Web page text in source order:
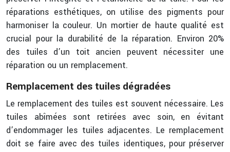
réparations esthétiques, on utilise des pigments pour
harmoniser la couleur. Un mortier de haute qualité est
crucial pour la durabilité de la réparation. Environ 20%
des tuiles d’un toit ancien peuvent nécessiter une
réparation ou un remplacement.
Remplacement des tuiles dégradées
Le remplacement des tuiles est souvent nécessaire. Les
tuiles abîmées sont retirées avec soin, en évitant
d’endommager les tuiles adjacentes. Le remplacement
doit se faire avec des tuiles identiques, pour préserver